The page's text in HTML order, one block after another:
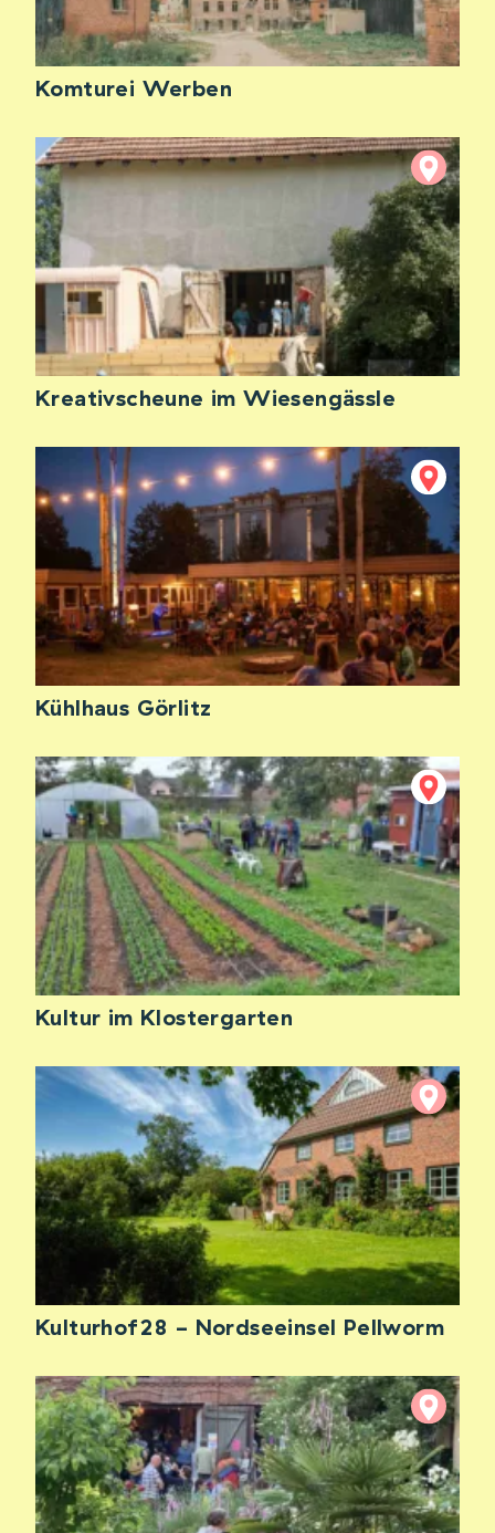
Komturei Werben
Kreativscheune im Wiesengässle
Kühlhaus Görlitz
Kultur im Klostergarten
Kulturhof28 - Nordseeinsel Pellworm